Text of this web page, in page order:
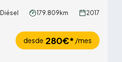
Diésel 179.809km 2017
desde 280€* /mes